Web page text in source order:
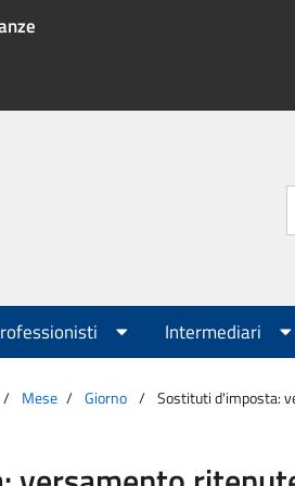
Intermediari
Mese Giorno Sostituti d'imposta: